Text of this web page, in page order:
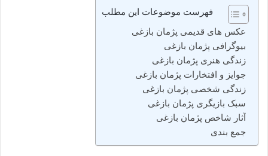
فهرست موضوعات این مطلب
عکس های قدیمی پژمان بازغی
بیوگرافی پژمان بازغی
زندگی هنری پژمان بازغی
جوایز و افتخارات پژمان بازغی
زندگی شخصی پژمان بازغی
سبک بازیگری پژمان بازغی
آثار شاخص پژمان بازغی
جمع‌ بندی